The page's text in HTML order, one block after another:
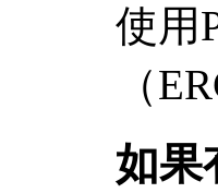
使用
（
如果